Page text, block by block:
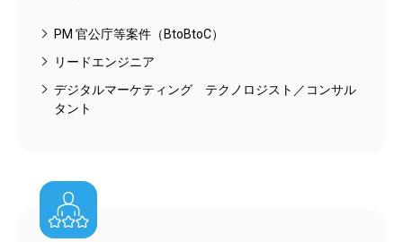
PM 官公庁等案件（BtoBtoC）
リードエンジニア
デジタルマーケティング テクノロジスト／コンサル
タント